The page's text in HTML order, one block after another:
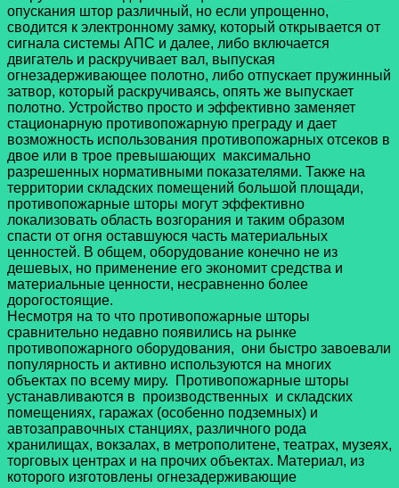
опускания штор различный, но если упрощенно,
сводится к электронному замку, который открывается от
сигнала системы АПС и далее, либо включается
двигатель и раскручивает вал, выпуская
огнезадерживающее полотно, либо отпускает пружинный
затвор, который раскручиваясь, опять же выпускает
полотно. Устройство просто и эффективно заменяет
стационарную противопожарную преграду и дает
возможность использования противопожарных отсеков в
двое или в трое превышающих максимально
разрешенных нормативными показателями. Также на
территории складских помещений большой площади,
противопожарные шторы могут эффективно
локализовать область возгорания и таким образом
спасти от огня оставшуюся часть материальных
ценностей. В общем, оборудование конечно не из
дешевых, но применение его экономит средства и
материальные ценности, несравненно более
дорогостоящие.
Несмотря на то что противопожарные шторы
сравнительно недавно появились на рынке
противопожарного оборудования, они быстро завоевали
популярность и активно используются на многих
объектах по всему миру. Противопожарные шторы
устанавливаются в производственных и складских
помещениях, гаражах (особенно подземных) и
автозаправочных станциях, различного рода
хранилищах, вокзалах, в метрополитене, театрах, музеях,
торговых центрах и на прочих объектах. Материал, из
которого изготовлены огнезадерживающие